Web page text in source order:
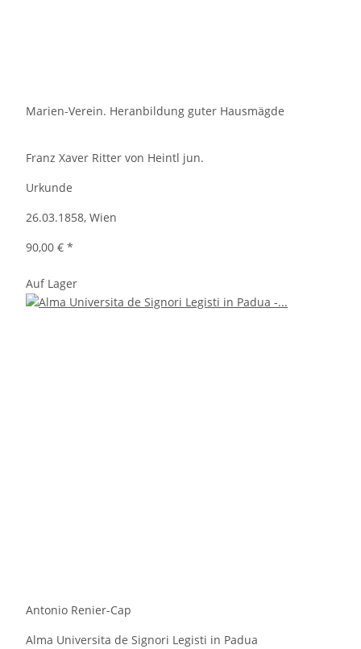
Marien-Verein. Heranbildung guter Hausmägde
Franz Xaver Ritter von Heintl jun.
Urkunde
26.03.1858, Wien
90,00 € *
Auf Lager
Antonio Renier-Cap
Alma Universita de Signori Legisti in Padua